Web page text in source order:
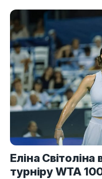
Еліна
турніру WTA